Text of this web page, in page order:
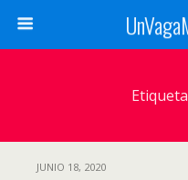
JUNIO 18, 2020